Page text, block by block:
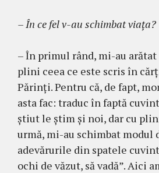
– În ce fel v-au schimbat viaţa?
– În primul rând, mi-au
plini ceea ce este scris în
Părinţi. Pentru că, de fapt,
asta fac: traduc în faptă
ştiut le ştim şi noi, dar cu
urmă, mi-au schimbat modul
adevărurile din spatele
ochi de văzut, să vadă”. Aici